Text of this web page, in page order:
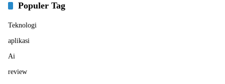
Populer Tag
Teknologi
aplikasi
Ai
review